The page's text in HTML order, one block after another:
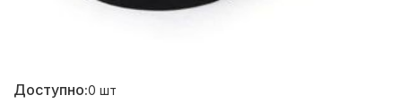
Доступно:0 шт